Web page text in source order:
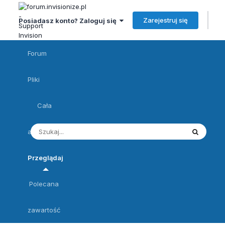
Posiadasz konto? Zaloguj się Zarejestruj się
Forum
Pliki
Cała
aktywność
Przeglądaj
Polecana
zawartość